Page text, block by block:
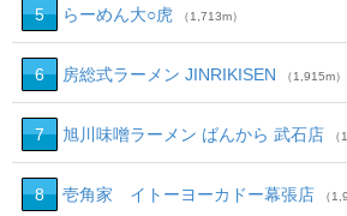
5 らーめん大○虎 （1,713m）
6 房総式ラーメン JINRIKISEN （1,915m）
7 旭川味噌ラーメン ばんから 武石店
8 壱角家 イトーヨーカドー幕張店 （